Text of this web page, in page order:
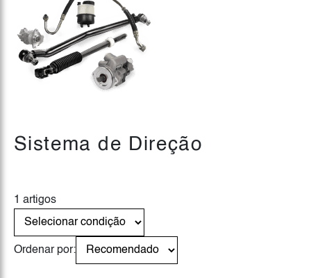
Sistema de Direção
1 artigos
Ordenar por: